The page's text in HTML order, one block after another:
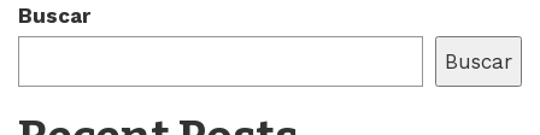
de
entradas
Buscar
Buscar